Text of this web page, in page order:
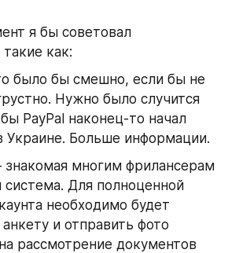
я бы советовал
как:
было бы смешно, если бы не
Нужно было случится
PayPal наконец-то начал
Украине. Больше информации.
знакомая многим фрилансерам
система. Для полноценной
необходимо будет
и отправить фото
рассмотрение документов